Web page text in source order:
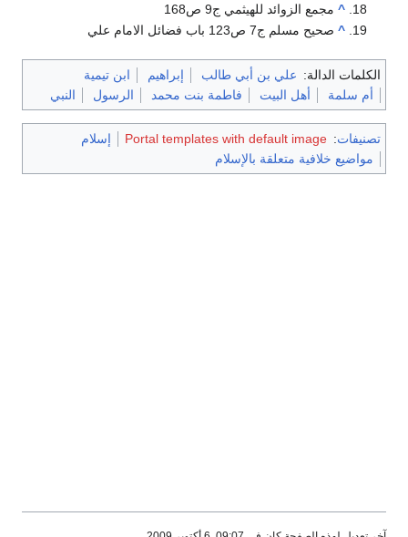
^ مجمع الزوائد للهيثمي ج9 ص168
^ صحيح مسلم ج7 ص123 باب فضائل الامام علي
الكلمات الدالة: علي بن أبي طالب إبراهيم
ابن تيمية
أم سلمة
أهل البيت فاطمة بنت محمد الرسول النبي
تصنيفات:
Portal templates with default image
إسلام
مواضيع خلافية متعلقة بالإسلام